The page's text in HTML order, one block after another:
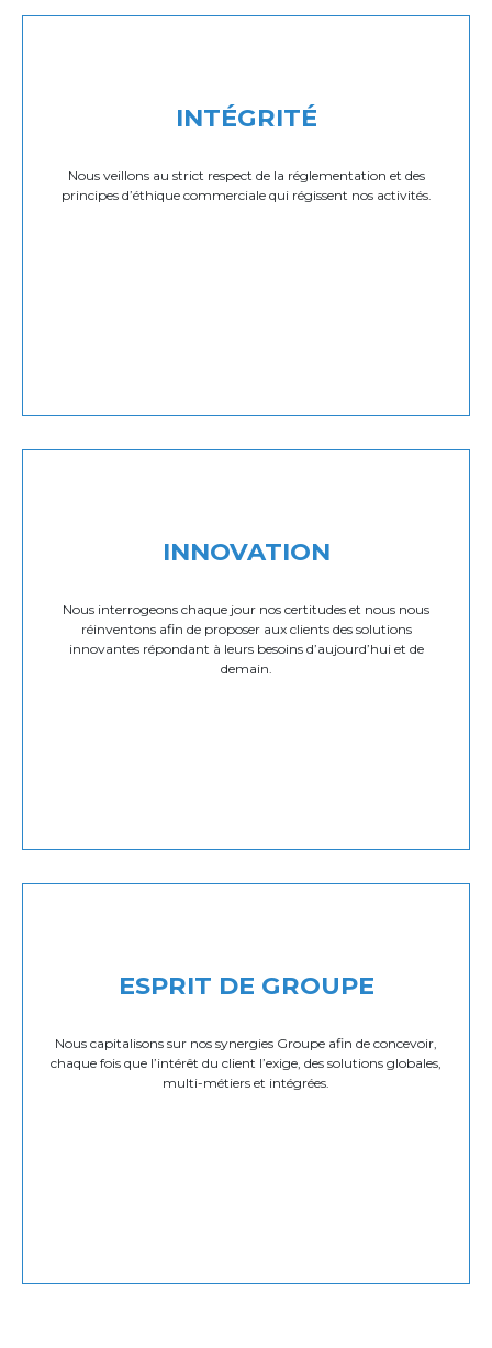
INTÉGRITÉ
Nous veillons au strict respect de la réglementation et des
principes d’éthique commerciale qui régissent nos activités.
INNOVATION
Nous interrogeons chaque jour nos certitudes et nous nous
réinventons afin de proposer aux clients des solutions
innovantes répondant à leurs besoins d’aujourd’hui et de
demain.
ESPRIT DE GROUPE
Nous capitalisons sur nos synergies Groupe afin de concevoir,
chaque fois que l’intérêt du client l’exige, des solutions globales,
multi-métiers et intégrées.